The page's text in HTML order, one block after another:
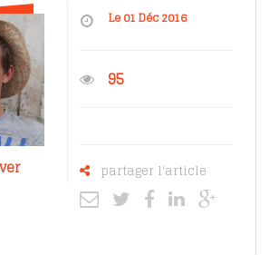
Le 01 Déc 2016
95
partager l'article